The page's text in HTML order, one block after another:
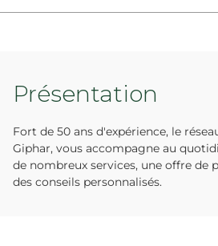
Présentation
Fort de 50 ans d'expérience, le
Giphar, vous accompagne au
de nombreux services, une offre de
des conseils personnalisés.